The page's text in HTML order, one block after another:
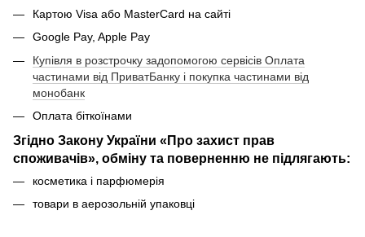
Картою Visa або MasterCard на сайті
Google Pay, Apple Pay
Купівля в розстрочку задопомогою сервісів Оплата
частинами від ПриватБанку і покупка частинами від
монобанк
Оплата біткоїнами
Згідно Закону України «Про захист прав
споживачів», обміну та поверненню не підлягають:
косметика і парфюмерія
товари в аерозольній упаковці